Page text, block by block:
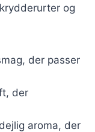
og
der passer
der
aroma, der